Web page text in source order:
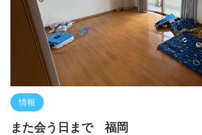
情報
また会う日まで 福岡